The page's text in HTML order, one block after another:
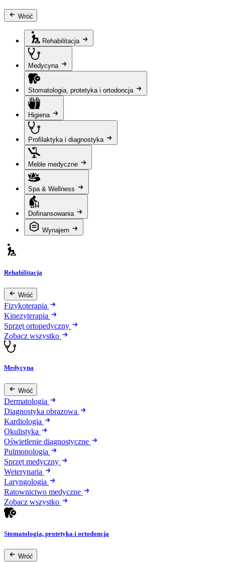
Wróć
Rehabilitacja
Medycyna
Stomatologia, protetyka i ortodoncja
Higiena
Profilaktyka i diagnostyka
Meble medyczne
Spa & Wellness
Dofinansowania
Wynajem
Rehabilitacja
Wróć
Fizykoterapia
Kinezyterapia
Sprzęt ortopedyczny
Zobacz wszystko
Medycyna
Wróć
Dermatologia
Diagnostyka obrazowa
Kardiologia
Okulistyka
Oświetlenie diagnostyczne
Pulmonologia
Sprzęt medyczny
Weterynaria
Laryngologia
Ratownictwo medyczne
Zobacz wszystko
Stomatologia, protetyka i ortodoncja
Wróć